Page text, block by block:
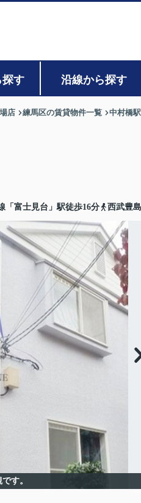
探す 沿線から探す
店 練馬区の賃貸物件一覧 中村橋駅
「富士見台」駅徒歩16分 西武豊
す。